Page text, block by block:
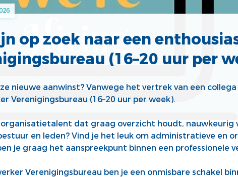
op zoek naar een
(16–20 uur per
nieuwe aanwinst? Vanwege het vertrek van een
Verenigingsbureau (16–20 uur per week).
organisatietalent dat graag overzicht houdt,
en leden? Vind je het leuk om administratieve en
je graag het aanspreekpunt binnen een professionele
Verenigingsbureau ben je een onmisbare schakel